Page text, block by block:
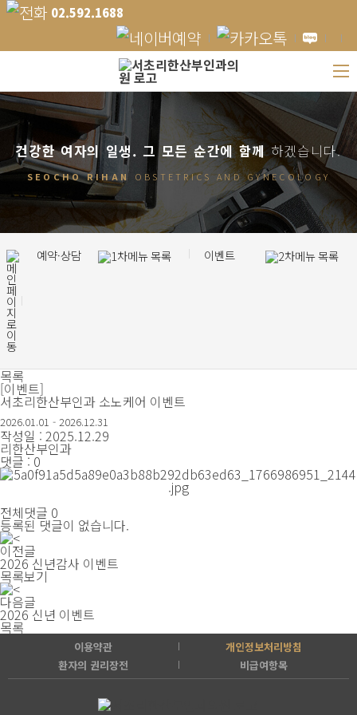
02.592.1688
건강한 여자의 일생. 그 모든 순간에 함께하겠습니다.
SEOCHO RIHAN OBSTETRICS AND GYNECOLOGY
예약·상담 이벤트
목록
[이벤트]
서초리한산부인과 소노케어 이벤트
2026.01.01 - 2026.12.31
작성일 : 2025.12.29
리한산부인과
댓글 : 0
전체댓글 0
등록된 댓글이 없습니다.
이전글
2026 신년감사 이벤트
목록보기
다음글
2026 신년 이벤트
목록
이용약관
개인정보처리방침
환자의 권리장전
비급여항목